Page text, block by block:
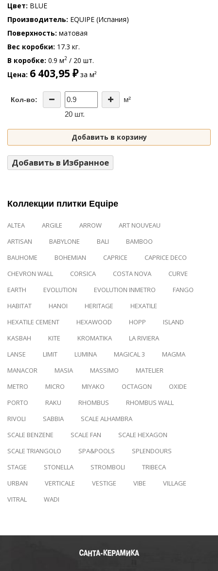
Цвет BLUE
Производитель EQUIPE (Испания)
Поверхность матовая
Вес коробки 17.3 кг.
В коробке 0.9 м2 / 20 шт.
Цена 6 403,95 ₽за м²
Кол-во:
м²
20 шт.
Добавить в корзину
Добавить в Избранное
Коллекции плитки Equipe
ALTEA ARGILE ARROW
ART NOUVEAU
ARTISAN
BABYLONE BALI
BAMBOO
BAUHOME
BOHEMIAN CAPRICE
CAPRICE DECO
CHEVRON WALL
CORSICA COSTA NOVA
CURVE
EARTH
EVOLUTION EVOLUTION INMETRO
FANGO
HABITAT
HANOI HERITAGE
HEXATILE
HEXATILE CEMENT
HEXAWOOD HOPP
ISLAND
KASBAH
KITE KROMATIKA
LA RIVIERA
LANSE
LIMIT LUMINA MAGICAL 3
MAGMA
MANACOR
MASIA MASSIMO
MATELIER
METRO
MICRO MIYAKO OCTAGON
OXIDE
PORTO
RAKU RHOMBUS
RHOMBUS WALL
RIVOLI
SABBIA
SCALE ALHAMBRA
SCALE BENZENE
SCALE FAN
SCALE HEXAGON
SCALE TRIANGOLO
SPA&POOLS
SPLENDOURS
STAGE
STONELLA STROMBOLI
TRIBECA
URBAN
VERTICALE VESTIGE VIBE
VILLAGE
VITRAL
WADI